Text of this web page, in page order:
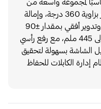
الشاشات. يوفر الحامل إمكانية التدوير بزاوية 360 درجة، وإمالة
تتراوح بين +85 درجة إلى -30 درجة، وتدوير أفقي بمقدار ±90
درجة. يمتد الذراع إلى مسافة تصل إلى 445 ملم، مع رفع رأسي
الشاشة بسهولة لتحقيق
إدارة الكابلات للحفاظ